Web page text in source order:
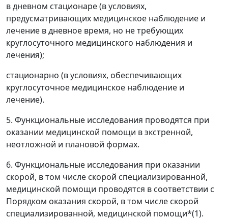
в дневном стационаре (в условиях,
предусматривающих медицинское наблюдение и
лечение в дневное время, но не требующих
круглосуточного медицинского наблюдения и
лечения);
стационарно (в условиях, обеспечивающих
круглосуточное медицинское наблюдение и
лечение).
5. Функциональные исследования проводятся при
оказании медицинской помощи в экстренной,
неотложной и плановой формах.
6. Функциональные исследования при оказании
скорой, в том числе скорой специализированной,
медицинской помощи проводятся в соответствии с
Порядком оказания скорой, в том числе скорой
специализированной, медицинской помощи*(1).